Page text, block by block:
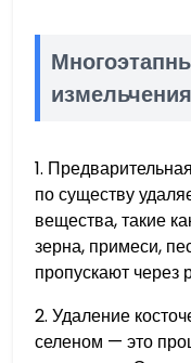
1.
по существу
вещества, такие
зерна, примеси,
пропускают через
2. Удаление
селеном — это